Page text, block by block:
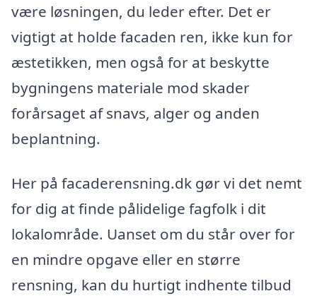
være løsningen, du leder efter. Det er
vigtigt at holde facaden ren, ikke kun for
æstetikken, men også for at beskytte
bygningens materiale mod skader
forårsaget af snavs, alger og anden
beplantning.
Her på facaderensning.dk gør vi det nemt
for dig at finde pålidelige fagfolk i dit
lokalområde. Uanset om du står over for
en mindre opgave eller en større
rensning, kan du hurtigt indhente tilbud